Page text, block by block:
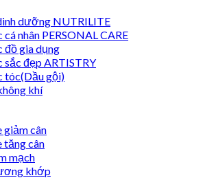
dưỡng NUTRILITE
cá nhân PERSONAL CARE
đồ gia dụng
sắc đẹp ARTISTRY
tóc(Dầu gội)
khí
cân
tăng cân
mạch
khớp